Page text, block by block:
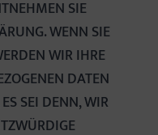
SIE
WENN SIE
WIR IHRE
DATEN
SEI DENN, WIR